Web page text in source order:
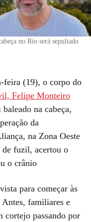
no Rio será sepultado
feira (19), o corpo do
Felipe Monteiro
na cabeça,
da
na Zona Oeste
de fuzil, acertou o
o crânio
para começar às
familiares e
cortejo passando por